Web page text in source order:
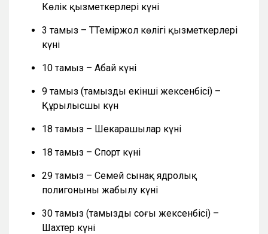
Көлік қызметкерлері күні
3 тамыз – ТТеміржол көлігі қызметкерлері
күні
10 тамыз – Абай күні
9 тамыз (тамыздың екінші жексенбісі) –
Құрылысшы күн
18 тамыз – Шекарашылар күні
18 тамыз – Спорт күні
29 тамыз – Семей сынақ ядролық
полигонының жабылу күні
30 тамыз (тамыздың соңғы жексенбісі) –
Шахтер күні